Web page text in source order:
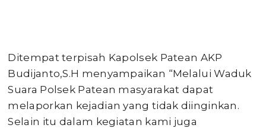
Ditempat terpisah Kapolsek Patean AKP
Budijanto,S.H menyampaikan “Melalui Waduk
Suara Polsek Patean masyarakat dapat
melaporkan kejadian yang tidak diinginkan.
Selain itu dalam kegiatan kami juga